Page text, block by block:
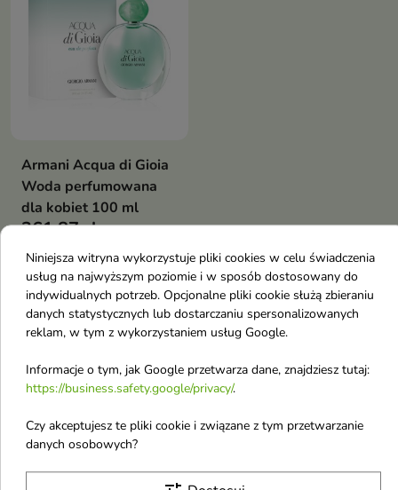
Perfumy z podziałem na nuty
zapachowe
Perfumy z główną nuta zapachową Amber
Perfumy z główną nuta zapachową Białe Kwiaty
Perfumy z główną nuta zapachową Cytrusowy
Armani Acqua di Gioia
Woda perfumowana
dla kobiet 100 ml
361,87 zł
Pokazano 1-3 z 3 pozycji
Niniejsza witryna wykorzystuje pliki cookies w celu świadczenia
usług na najwyższym poziomie i w sposób dostosowany do
indywidualnych potrzeb. Opcjonalne pliki cookie służą zbieraniu
danych statystycznych lub dostarczaniu spersonalizowanych
reklam, w tym z wykorzystaniem usług Google.
Informacje o tym, jak Google przetwarza dane, znajdziesz tutaj:
https://business.safety.google/privacy/.
Czy akceptujesz te pliki cookie i związane z tym przetwarzanie
danych osobowych?